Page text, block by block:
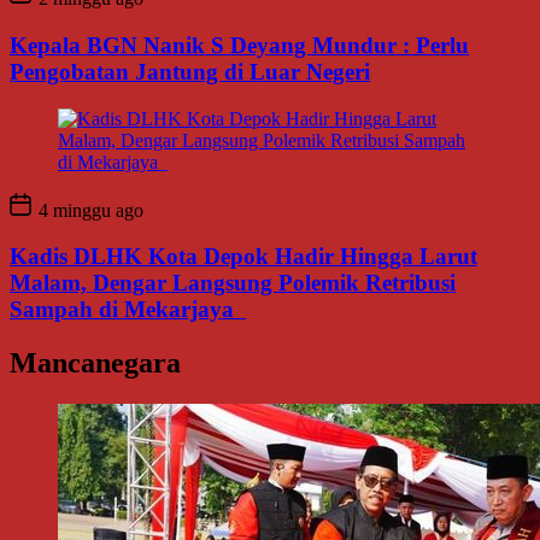
Kepala BGN Nanik S Deyang Mundur : Perlu
Pengobatan Jantung di Luar Negeri
4 minggu ago
Kadis DLHK Kota Depok Hadir Hingga Larut
Malam, Dengar Langsung Polemik Retribusi
Sampah di Mekarjaya
Mancanegara